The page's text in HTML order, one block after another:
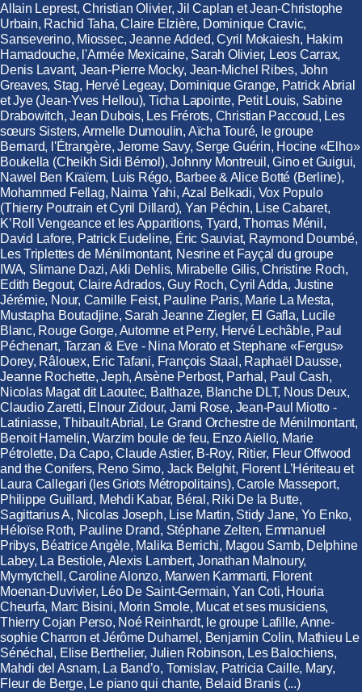
Allain Leprest, Christian Olivier, Jil Caplan et Jean-Christophe
Urbain, Rachid Taha, Claire Elzière, Dominique Cravic,
Sanseverino, Miossec, Jeanne Added, Cyril Mokaiesh, Hakim
Hamadouche, l'Armée Mexicaine, Sarah Olivier, Leos Carrax,
Denis Lavant, Jean-Pierre Mocky, Jean-Michel Ribes, John
Greaves, Stag, Hervé Legeay, Dominique Grange, Patrick Abrial
et Jye (Jean-Yves Hellou), Ticha Lapointe, Petit Louis, Sabine
Drabowitch, Jean Dubois, Les Frérots, Christian Paccoud, Les
sœurs Sisters, Armelle Dumoulin, Aïcha Touré, le groupe
Bernard, l'Étrangère, Jerome Savy, Serge Guérin, Hocine «Elho»
Boukella (Cheikh Sidi Bémol), Johnny Montreuil, Gino et Guigui,
Nawel Ben Kraïem, Luis Régo, Barbee & Alice Botté (Berline),
Mohammed Fellag, Naima Yahi, Azal Belkadi, Vox Populo
(Thierry Poutrain et Cyril Dillard), Yan Péchin, Lise Cabaret,
K’Roll Vengeance et les Apparitions, Tyard, Thomas Ménil,
David Lafore, Patrick Eudeline, Éric Sauviat, Raymond Doumbé,
Les Triplettes de Ménilmontant, Nesrine et Fayçal du groupe
IWA, Slimane Dazi, Akli Dehlis, Mirabelle Gilis, Christine Roch,
Edith Begout, Claire Adrados, Guy Roch, Cyril Adda, Justine
Jérémie, Nour, Camille Feist, Pauline Paris, Marie La Mesta,
Mustapha Boutadjine, Sarah Jeanne Ziegler, El Gafla, Lucile
Blanc, Rouge Gorge, Automne et Perry, Hervé Lechâble, Paul
Péchenart, Tarzan & Eve - Nina Morato et Stephane «Fergus»
Dorey, Râlouex, Eric Tafani, François Staal, Raphaël Dausse,
Jeanne Rochette, Jeph, Arsène Perbost, Parhal, Paul Cash,
Nicolas Magat dit Laoutec, Balthaze, Blanche DLT, Nous Deux,
Claudio Zaretti, Elnour Zidour, Jami Rose, Jean-Paul Miotto -
Latiniasse, Thibault Abrial, Le Grand Orchestre de Ménilmontant,
Benoit Hamelin, Warzim boule de feu, Enzo Aiello, Marie
Pétrolette, Da Capo, Claude Astier, B-Roy, Ritier, Fleur Offwood
and the Conifers, Reno Simo, Jack Belghit, Florent L’Hériteau et
Laura Callegari (les Griots Métropolitains), Carole Masseport,
Philippe Guillard, Mehdi Kabar, Béral, Riki De la Butte,
Sagittarius A, Nicolas Joseph, Lise Martin, Stidy Jane, Yo Enko,
Héloïse Roth, Pauline Drand, Stéphane Zelten, Emmanuel
Pribys, Béatrice Angèle, Malika Berrichi, Magou Samb, Delphine
Labey, La Bestiole, Alexis Lambert, Jonathan Malnoury,
Mymytchell, Caroline Alonzo, Marwen Kammarti, Florent
Moenan-Duvivier, Léo De Saint-Germain, Yan Coti, Houria
Cheurfa, Marc Bisini, Morin Smole, Mucat et ses musiciens,
Thierry Cojan Perso, Noé Reinhardt, le groupe Lafille, Anne-
sophie Charron et Jérôme Duhamel, Benjamin Colin, Mathieu Le
Sénéchal, Elise Berthelier, Julien Robinson, Les Balochiens,
Mahdi del Asnam, La Band’o, Tomislav, Patricia Caille, Mary,
Fleur de Berge, Le piano qui chante, Belaid Branis (...)